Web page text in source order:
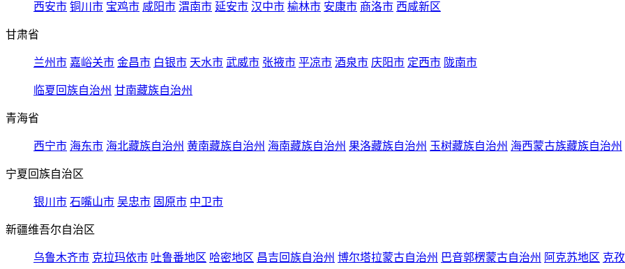
西安市 铜川市 宝鸡市 咸阳市 渭南市 延安市 汉中市 榆林市 安康市 商洛市 西咸新区
甘肃省
兰州市 嘉峪关市 金昌市 白银市 天水市 武威市 张掖市 平凉市 酒泉市 庆阳市 定西市 陇南市
临夏回族自治州 甘南藏族自治州
青海省
西宁市 海东市 海北藏族自治州 黄南藏族自治州 海南藏族自治州 果洛藏族自治州 玉树藏族自治州 海西蒙古族藏族自治州
宁夏回族自治区
银川市 石嘴山市 吴忠市 固原市 中卫市
新疆维吾尔自治区
乌鲁木齐市 克拉玛依市 吐鲁番地区 哈密地区 昌吉回族自治州 博尔塔拉蒙古自治州 巴音郭楞蒙古自治州 阿克苏地区 克